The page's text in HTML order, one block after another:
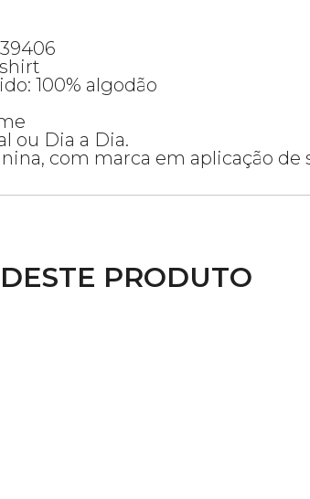
100% algodão
ou Dia a Dia.
com marca em aplicação de
PRODUTO